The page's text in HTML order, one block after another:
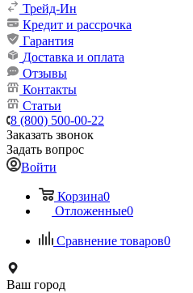
Трейд-Ин
Кредит и рассрочка
Гарантия
Доставка и оплата
Отзывы
Контакты
Статьи
8 (800) 500-00-22
Заказать звонок
Задать вопрос
Войти
Корзина0
Отложенные0
Сравнение товаров0
Ваш город